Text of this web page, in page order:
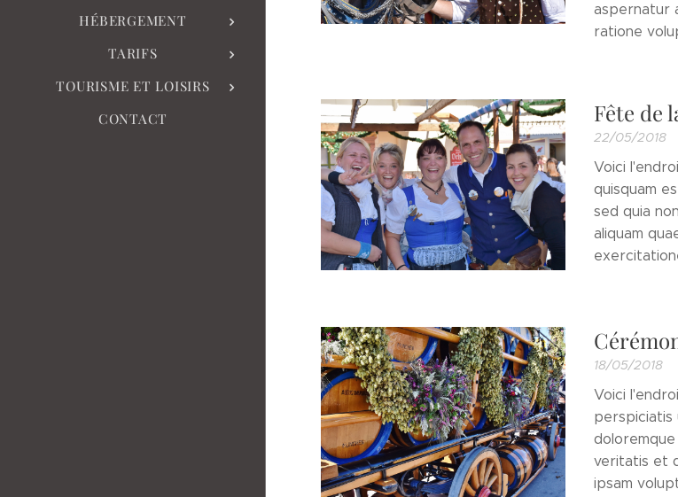
HÉBERGEMENT
TARIFS
TOURISME ET LOISIRS
CONTACT
aspernatur
ratione
Fête de
22/05/2018
Voici
quisquam
sed quia
aliquam
18/05/2018
Voici
perspiciatis
veritatis et
ipsam